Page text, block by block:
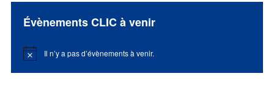
Évènements CLIC à venir
Notice Il n’y a pas d’évènements à venir.